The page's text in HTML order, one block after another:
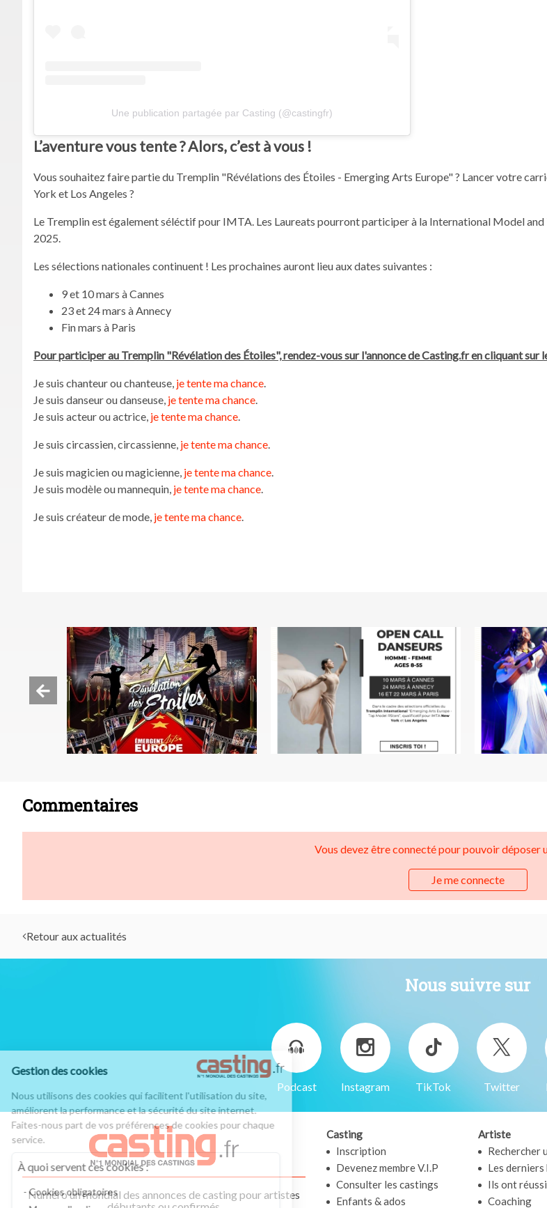
Une publication partagée par Casting (@castingfr)
L’aventure vous tente ? Alors, c’est à vous !
Vous souhaitez faire partie du Tremplin "Révélations des Étoiles - Emerging Arts Europe" ? Lancer votre
York et Los Angeles ?
Le Tremplin est également séléctif pour IMTA. Les Laureats pourront participer à la International Model
2025.
Les sélections nationales continuent ! Les prochaines auront lieu aux dates suivantes :
9 et 10 mars à Cannes
23 et 24 mars à Annecy
Fin mars à Paris
Pour participer au Tremplin "Révélation des Étoiles", rendez-vous sur l'annonce de Casting.fr en cliquant
Je suis chanteur ou chanteuse, je tente ma chance.
Je suis danseur ou danseuse, je tente ma chance.
Je suis acteur ou actrice, je tente ma chance.
Je suis circassien, circassienne, je tente ma chance.
Je suis magicien ou magicienne, je tente ma chance.
Je suis modèle ou mannequin, je tente ma chance.
Je suis créateur de mode, je tente ma chance.
Commentaires
Vous devez être connecté pour pouvoir déposer
Je me connecte
Retour aux actualités
Nous suivre sur
Podcast Instagram TikTok Twitter
Numéro un mondial des annonces de casting pour artistes
Casting
Inscription
Devenez membre V.I.P
Consulter les castings
Enfants & ados
Artiste
Rechercher
Les derniers
Ils ont réussi
Coaching
Gestion des cookies
Nous utilisons des cookies qui facilitent l'utilisation du site,
améliorent la performance et la sécurité du site internet.
Faites-nous part de vos préférences de cookies pour chaque
service.
À quoi servent ces cookies :
Cookies obligatoires